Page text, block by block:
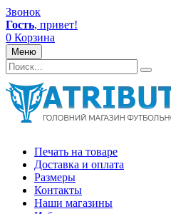
Звонок
Гость, привет!
0 Корзина
Меню
Печать на товаре
Доставка и оплата
Размеры
Контакты
Наши магазины